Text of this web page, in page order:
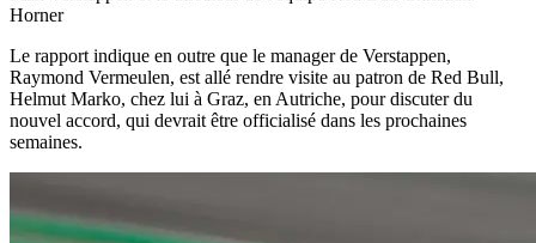
Horner
Le rapport indique en outre que le manager de Verstappen,
Raymond Vermeulen, est allé rendre visite au patron de Red Bull,
Helmut Marko, chez lui à Graz, en Autriche, pour discuter du
nouvel accord, qui devrait être officialisé dans les prochaines
semaines.